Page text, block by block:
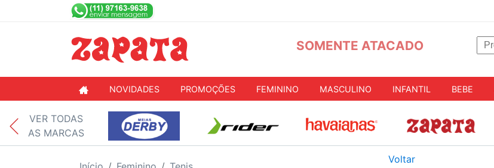
SOMENTE ATACADO
NOVIDADES PROMOÇÕES FEMININO MASCULINO INFANTIL BEBE
VER TODAS
AS MARCAS
Voltar